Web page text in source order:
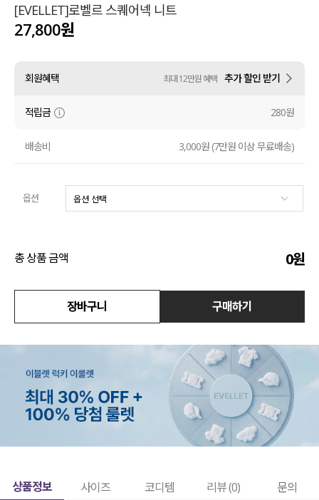
티셔츠
셔츠
원피스
니트
언더웨어
[EVELLET]로벨르 스퀘어넥 니트
27,800원
회원혜택 최대 12만원 혜택 추가 할인 받기
적립금 280원
배송비 3,000원 (7만원 이상 무료배송)
옵션
총 상품 금액 0원
장바구니 구매하기
상품정보 사이즈 코디템 리뷰 (0) 문의